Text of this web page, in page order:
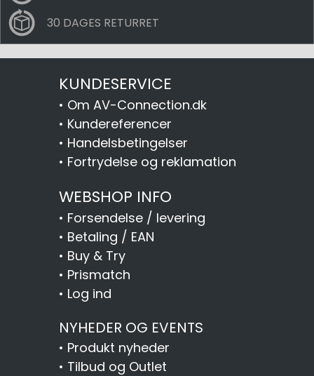
30 DAGES RETURRET
KUNDESERVICE
• Om AV-Connection.dk
• Kundereferencer
• Handelsbetingelser
• Fortrydelse og reklamation
WEBSHOP INFO
• Forsendelse / levering
• Betaling / EAN
• Buy & Try
• Prismatch
• Log ind
NYHEDER OG EVENTS
• Produkt nyheder
• Tilbud og Outlet